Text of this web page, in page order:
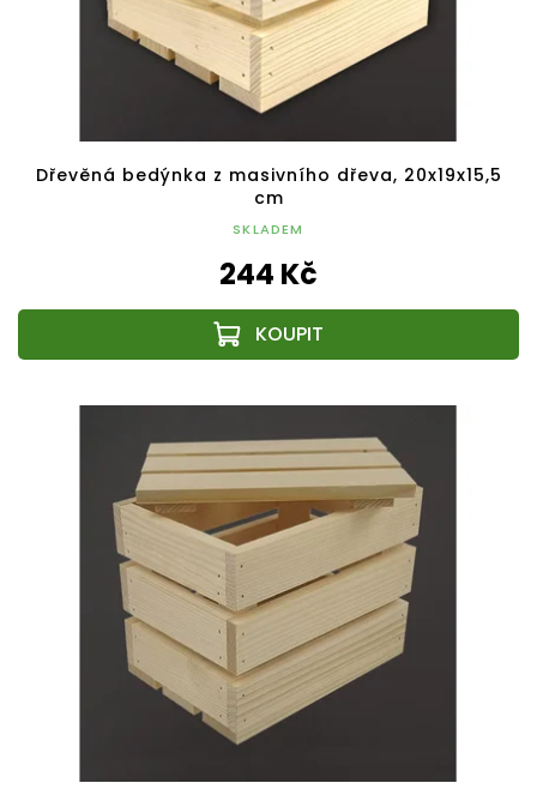
Dřevěná bedýnka z masivního dřeva, 20x19x15,5
cm
SKLADEM
244 Kč